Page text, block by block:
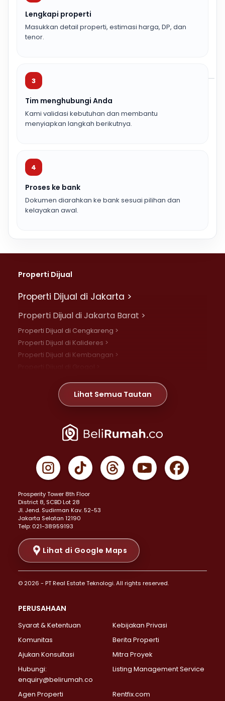
Lengkapi properti
Masukkan detail properti, estimasi harga, DP, dan
tenor.
3
Tim menghubungi Anda
Kami validasi kebutuhan dan membantu
menyiapkan langkah berikutnya.
4
Proses ke bank
Dokumen diarahkan ke bank sesuai pilihan dan
kelayakan awal.
Properti Dijual
Properti Dijual di Jakarta >
Properti Dijual di Jakarta Barat >
Properti Dijual di Cengkareng >
Properti Dijual di Kalideres >
Properti Dijual di Kembangan >
Properti Dijual di Meruya >
Properti Dijual di Jelambar >
Properti Dijual di Jakarta Pusat >
Properti Dijual di Gambir >
Properti Dijual di Johar Baru >
Properti Dijual di Menteng >
Properti Dijual di Senen >
Properti Dijual di Tanah Abang >
Properti Dijual di Cikini >
Properti Dijual di Kramat >
Properti Dijual di Pasar Baru >
Properti Dijual di Bendungan Hilir >
Properti Dijual di Jakarta Selatan >
Properti Dijual di Lebak Bulus >
Properti Dijual di Gandaria Selatan >
Properti Dijual di Pondok Labu >
Properti Dijual di Lenteng Agung >
Properti Dijual di Senayan >
Properti Dijual di Pondok Pinang >
Lihat Semua Tautan
Prosperity Tower 8th Floor
District 8, SCBD Lot 28
JI. Jend. Sudirman Kav. 52-53
Jakarta Selatan 12190
Telp: 021-38959193
Lihat di Google Maps
© 2026 - PT Real Estate Teknologi. All rights reserved.
PERUSAHAAN
Syarat & Ketentuan
Kebijakan Privasi
Komunitas
Berita Properti
Ajukan Konsultasi
Mitra Proyek
Hubungi:
enquiry@belirumah.co
Listing Management Service
Agen Properti Rentfix.com